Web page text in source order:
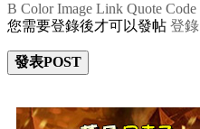
B Color Image Link Quote Code
您需要登錄後才可以發帖 登錄
發表POST